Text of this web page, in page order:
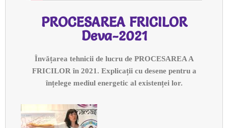
PROCESAREA FRICILOR
Deva-2021
Învățarea tehnicii de lucru de PROCESAREA A
FRICILOR în 2021. Explicații cu desene pentru a
înțelege mediul energetic al existenței lor.